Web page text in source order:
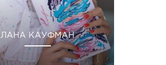
ЛАНА КАУФМАН